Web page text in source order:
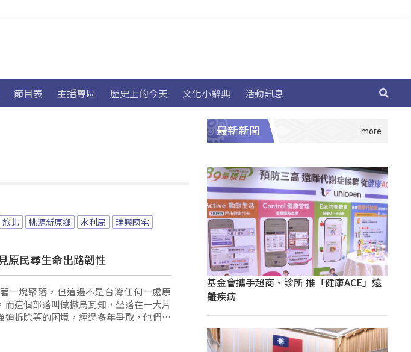
節目表 主播專區 歷史上的今天 文化小辭典 活動訊息
旅北 桃源新原鄉 水利局
瑞興國宅
原民尋生命出路韌性
一塊聚落，但這邊不是台灣任何一處原
這個部落叫做撒烏瓦知，坐落在一大片
拆除等的困境，經過多年爭取，他們終
最新新聞
基金會攜手超商、診所 推「健康ACE」遠
離疾病